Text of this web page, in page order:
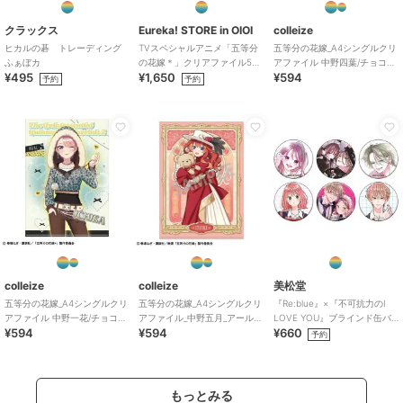
クラックス
ヒカルの碁 トレーディング
ふぁぼカ
¥495 予約
Eureka! STORE in OIOI
TVスペシャルアニメ「五等分
の花嫁＊」クリアファイル5種
セット
¥1,650 予約
colleize
五等分の花嫁_A4シングルクリ
アファイル 中野四葉/チョコミ
ントGAL
¥594
colleize
五等分の花嫁_A4シングルクリ
アファイル 中野一花/チョコミ
ントGAL
¥594
colleize
五等分の花嫁_A4シングルクリ
アファイル_中野五月_アールヌ
ーヴォー
¥594
美松堂
『Re:blue』×『不可抗力のI
LOVE YOU』ブラインド缶バ
ッジ（全6種）
¥660 予約
もっとみる